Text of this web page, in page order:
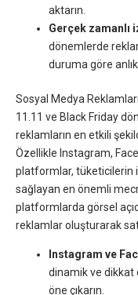
aktarın.
Gerçek zamanlı
dönemlerde
duruma göre
Sosyal Medya
11.11 ve Black Friday
reklamların en etkili
Özellikle Instagram,
platformlar, tüketicilerin
sağlayan en önemli
platformlarda görsel
reklamlar oluşturarak
Instagram ve
dinamik ve dikkat
öne çıkarın.